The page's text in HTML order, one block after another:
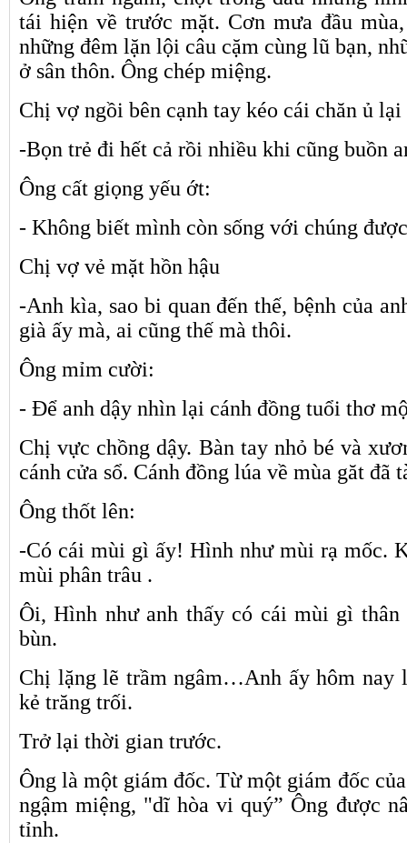
tái hiện về trước mặt. Cơn mưa đầu
những đêm lặn lội câu cặm cùng lũ bạn,
ở sân thôn. Ông chép miệng.
Chị vợ ngồi bên cạnh tay kéo cái chăn ủ
-Bọn trẻ đi hết cả rồi nhiều khi cũng buồn
Ông cất giọng yếu ớt:
- Không biết mình còn sống với chúng
Chị vợ vẻ mặt hồn hậu
-Anh kìa, sao bi quan đến thế, bệnh của
già ấy mà, ai cũng thế mà thôi.
Ông mỉm cười:
- Để anh dậy nhìn lại cánh đồng tuổi thơ
Chị vực chồng dậy. Bàn tay nhỏ bé và
cánh cửa sổ. Cánh đồng lúa về mùa găt đã
Ông thốt lên:
-Có cái mùi gì ấy! Hình như mùi rạ mốc.
mùi phân trâu .
Ôi, Hình như anh thấy có cái mùi gì
bùn.
Chị lặng lẽ trầm ngâm…Anh ấy hôm nay
kẻ trăng trối.
Trở lại thời gian trước.
Ông là một giám đốc. Từ một giám đốc
ngậm miệng, "dĩ hòa vi quý” Ông được
tỉnh.